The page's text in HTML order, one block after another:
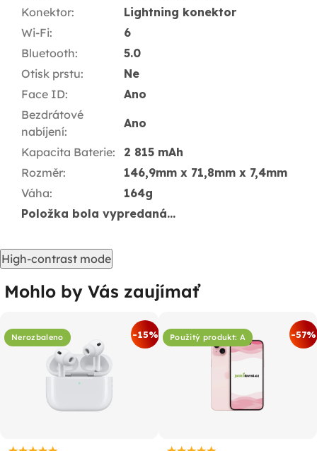
Konektor:
Lightning konektor
Wi-Fi:
6
Bluetooth:
5.0
Otisk prstu:
Ne
Face ID:
Ano
Bezdrátové
nabíjení:
Ano
Kapacita Baterie:
2 815 mAh
Rozměr:
146,9mm x 71,8mm x 7,4mm
Váha:
164g
Položka bola vypredaná…
High-contrast mode
Mohlo by Vás zaujímať
Nerozbaleno -15% Použitý produkt: A -57%